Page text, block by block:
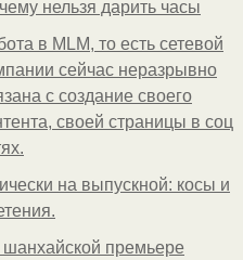
нельзя дарить часы
в MLM, то есть сетевой
сейчас неразрывно
с создание своего
своей страницы в соц
на выпускной: косы и
премьере